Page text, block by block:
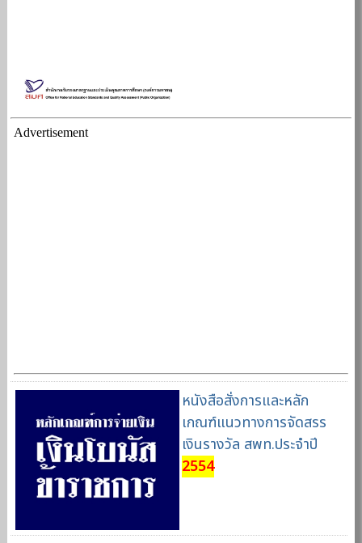
Advertisement
หนังสือสั่งการและหลัก
เกณฑ์แนวทางการจัดสรร
เงินรางวัล สพท.ประจำปี
2554